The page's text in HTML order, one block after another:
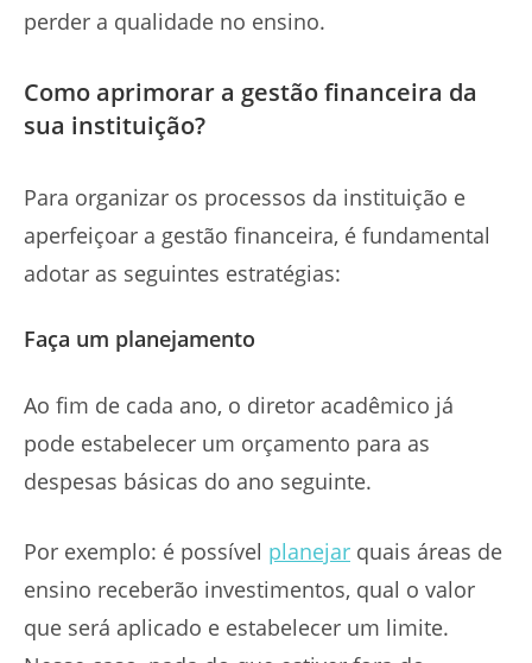
perder a qualidade no ensino.
Como aprimorar a gestão financeira da
sua instituição?
Para organizar os processos da instituição e
aperfeiçoar a gestão financeira, é fundamental
adotar as seguintes estratégias:
Faça um planejamento
Ao fim de cada ano, o diretor acadêmico já
pode estabelecer um orçamento para as
despesas básicas do ano seguinte.
Por exemplo: é possível planejar quais áreas de
ensino receberão investimentos, qual o valor
que será aplicado e estabelecer um limite.